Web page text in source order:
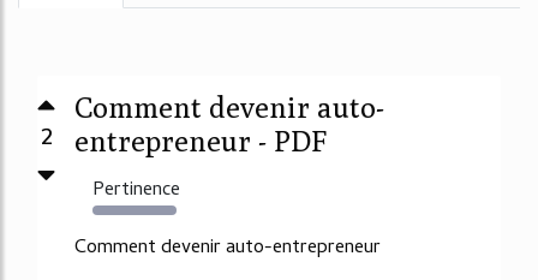
2
Comment devenir auto-
entrepreneur - PDF
Pertinence
37778%
Comment devenir auto-entrepreneur